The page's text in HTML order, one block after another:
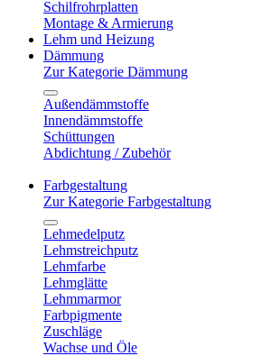
Schilfrohrplatten
Montage & Armierung
Lehm und Heizung
Dämmung
Zur Kategorie Dämmung
Außendämmstoffe
Innendämmstoffe
Schüttungen
Abdichtung / Zubehör
Farbgestaltung
Zur Kategorie Farbgestaltung
Lehmedelputz
Lehmstreichputz
Lehmfarbe
Lehmglätte
Lehmmarmor
Farbpigmente
Zuschläge
Wachse und Öle